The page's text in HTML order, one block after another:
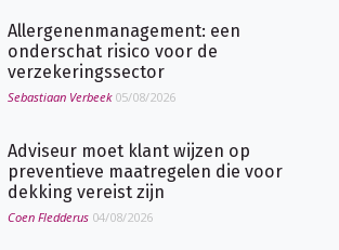
Allergenenmanagement: een
onderschat risico voor de
verzekeringssector
Sebastiaan Verbeek 05/08/2026
Adviseur moet klant wijzen op
preventieve maatregelen die voor
dekking vereist zijn
Coen Fledderus 04/08/2026